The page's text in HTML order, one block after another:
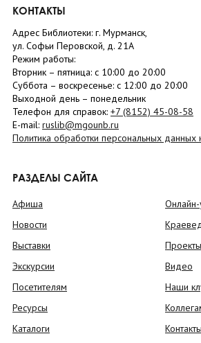
КОНТАКТЫ
Адрес Библиотеки: г. Мурманск,
ул. Софьи Перовской, д. 21А
Режим работы:
Вторник – пятница: с 10:00 до 20:00
Суббота – воскресенье: c 12:00 до 20:00
Выходной день – понедельник
Телефон для справок: +7 (8152) 45-08-58
E-mail: ruslib@mgounb.ru
Политика обработки персональных
РАЗДЕЛЫ САЙТА
Афиша
Новости
Выставки
Экскурсии
Посетителям
Ресурсы
Каталоги
Онлайн-
Видео
Наши
Контакты